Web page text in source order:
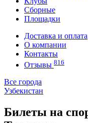
Сборные
Площадки
Доставка и оплата
О компании
Контакты
Отзывы 816
Все города
Узбекистан
Билеты на